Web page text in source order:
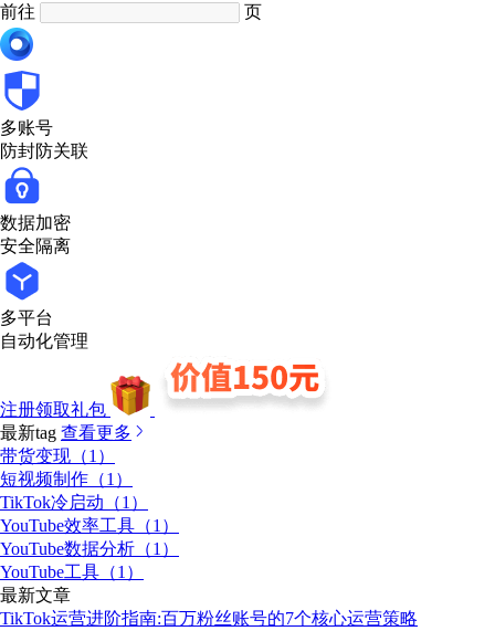
前往
页
多账号
防封防关联
数据加密
安全隔离
多平台
自动化管理
注册领取礼包
最新tag 查看更多
带货变现（1）
短视频制作（1）
TikTok冷启动（1）
YouTube效率工具（1）
YouTube数据分析（1）
YouTube工具（1）
最新文章
TikTok运营进阶指南:百万粉丝账号的7个核心运营策略